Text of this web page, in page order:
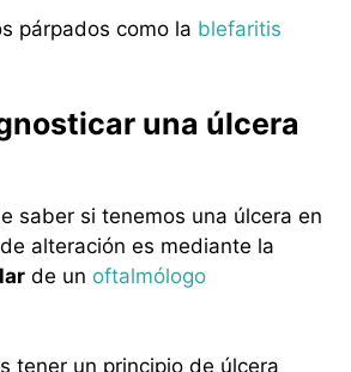
párpados como la blefaritis
una úlcera
saber si tenemos una úlcera en
alteración es mediante la
de un oftalmólogo
tener un principio de úlcera